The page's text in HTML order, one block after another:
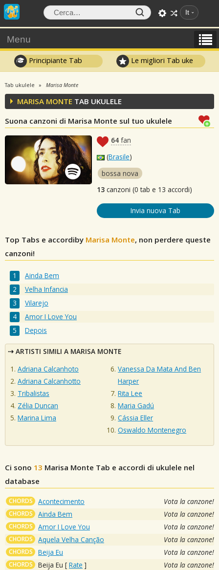
It
Menu
Principiante Tab Le migliori Tab uke
Tab ukulele Marisa Monte
MARISA MONTE TAB UKULELE
Suona canzoni di Marisa Monte sul tuo ukulele
64 fan
(Brasile)
bossa nova
13 canzoni (0 tab e 13 accordi)
Invia nuova Tab
Top Tabs e accordiby Marisa Monte, non perdere queste
canzoni!
Ainda Bem
Velha Infancia
Vilarejo
Amor I Love You
Depois
ARTISTI SIMILI A MARISA MONTE
Adriana Calcanhoto
Adriana Calcanhotto
Tribalistas
Zélia Duncan
Marina Lima
Vanessa Da Mata And Ben
Harper
Rita Lee
Maria Gadú
Cássia Eller
Oswaldo Montenegro
Ci sono 13 Marisa Monte Tab e accordi di ukulele nel
database
CHORDS Acontecimento Vota la canzone!
CHORDS Ainda Bem Vota la canzone!
CHORDS Amor I Love You Vota la canzone!
CHORDS Aquela Velha Canção Vota la canzone!
CHORDS Beija Eu Vota la canzone!
CHORDS Beija Eu [ Rate ] Vota la canzone!